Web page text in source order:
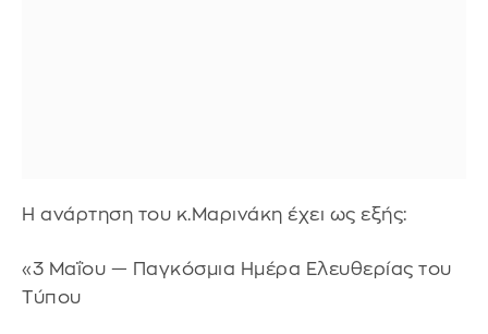
Η ανάρτηση του κ.Μαρινάκη έχει ως εξής:
«3 Μαΐου — Παγκόσμια Ημέρα Ελευθερίας του
Τύπου